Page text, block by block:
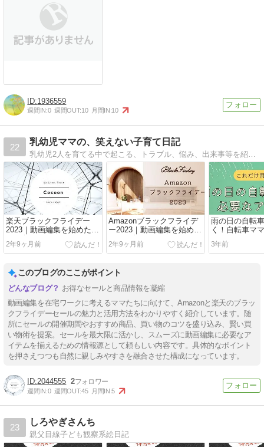
1936559
週間IN:0 週間OUT:10 月間IN:10
22
乳幼児ママの、笑えない子育て日記
楽天ブラックフライデー
2023｜動画編集を始めたい
ママ向けアイテムまとめ
2年9ヶ月前
Amazonブラックフライデ
ー2023｜動画編集を始めた
いママ向けアイテムまとめ
2年9ヶ月前
雨の日の自転
く！自転車マ
がおすすめす
ズ特集
3年前
このブログのここがポイント
お得なセールと商品情報を凝縮
動画編集を在宅ワークに考えるママたちに向けて、Amazonと楽天のブラッ
クフライデーセールの魅力と活用方法をわかりやすく紹介しています。随
所にセールの開催期間やおすすめ商品、買い物のコツを盛り込み、賢い買
い物術を提案。セールを最大限に活かし、スムーズに動画編集に必要なア
イテムを揃えるための情報源として頼もしい内容です。具体的なポイント
を押さえつつも自然に親しみやすさを融合させた構成になっています。
2044555 2
週間IN:0 週間OUT:45 月間IN:5
23
しろやぎさんち
親父目線子ども観察系絵日記